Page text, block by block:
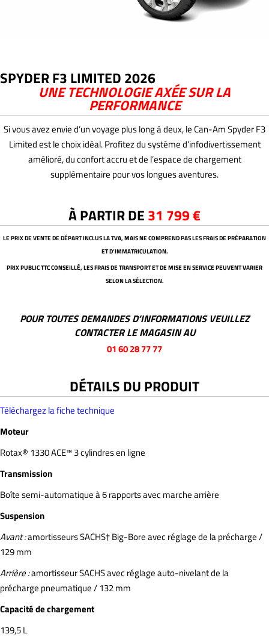
SPYDER F3 LIMITED 2026
UNE TECHNOLOGIE AXÉE SUR LA
PERFORMANCE
Si vous avez envie d’un voyage plus long à deux, le Can-Am Spyder F3
Limited est le choix idéal. Profitez du système d’infodivertissement
amélioré, du confort accru et de l’espace de chargement
supplémentaire pour vos longues aventures.
À PARTIR DE 31 799 €
LE PRIX DE VENTE DE DÉPART INCLUS LA TVA, MAIS NE COMPREND PAS LES FRAIS DE PRÉPARATION
ET D’IMMATRICULATION.
PRIX PUBLIC TTC CONSEILLÉ, LES FRAIS DE TRANSPORT ET DE MISE EN SERVICE PEUVENT VARIER
SELON LA SÉLECTION.
POUR TOUTES DEMANDES D’INFORMATIONS VEUILLEZ
CONTACTER LE MAGASIN AU
01 60 28 77 77
DÉTAILS DU PRODUIT
Téléchargez la fiche technique
Moteur
Rotax® 1330 ACE™ 3 cylindres en ligne
Transmission
Boîte semi-automatique à 6 rapports avec marche arrière
Suspension
Avant :amortisseurs SACHS† Big-Bore avec réglage de la précharge /
129 mm
Arrière :amortisseur SACHS avec réglage auto-nivelant de la
précharge pneumatique / 132 mm
Capacité de chargement
139,5 L